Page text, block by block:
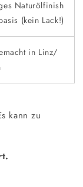
Naturölfinish
(kein Lack!)
in Linz/
kann zu